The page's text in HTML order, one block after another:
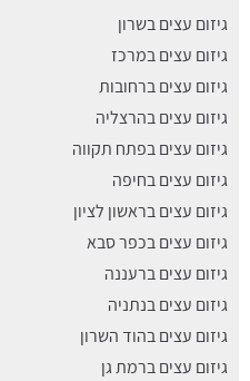
גיזום עצים בשרון
גיזום עצים במרכז
גיזום עצים ברחובות
גיזום עצים בהרצליה
גיזום עצים בפתח תקווה
גיזום עצים בחיפה
גיזום עצים בראשון לציון
גיזום עצים בכפר סבא
גיזום עצים ברעננה
גיזום עצים בנתניה
גיזום עצים בהוד השרון
גיזום עצים ברמת גן